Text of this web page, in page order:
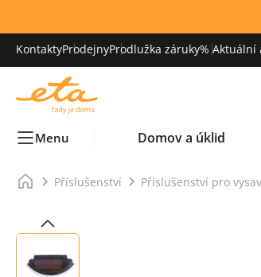
KontaktyProdejnyProdlužka záruky% Aktuální
Menu Domov a úklid
Příslušenství Příslušenství pro